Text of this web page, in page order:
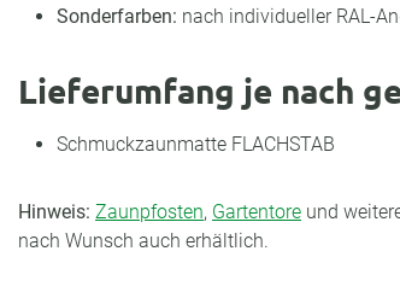
Sonderfarben: nach individueller RAL-
Lieferumfang je nach
Schmuckzaunmatte FLACHSTAB
Hinweis: Zaunpfosten, Gartentore und
nach Wunsch auch erhältlich.